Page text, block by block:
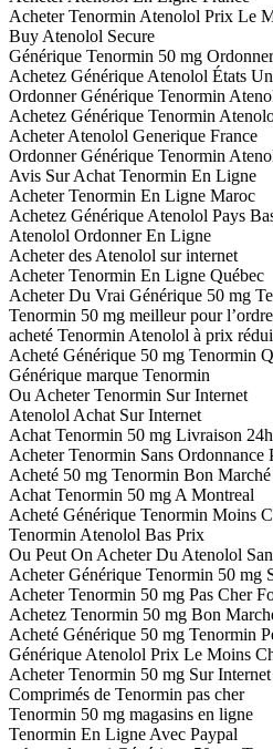
Acheter Tenormin Atenolol Prix Le
Buy Atenolol Secure
Générique Tenormin 50 mg Ordonner
Achetez Générique Atenolol États
Ordonner Générique Tenormin
Achetez Générique Tenormin
Acheter Atenolol Generique France
Ordonner Générique Tenormin
Avis Sur Achat Tenormin En Ligne
Acheter Tenormin En Ligne Maroc
Achetez Générique Atenolol Pays
Atenolol Ordonner En Ligne
Acheter des Atenolol sur internet
Acheter Tenormin En Ligne Québec
Acheter Du Vrai Générique 50 mg
Tenormin 50 mg meilleur pour l’ordre
acheté Tenormin Atenolol à prix
Acheté Générique 50 mg Tenormin
Générique marque Tenormin
Ou Acheter Tenormin Sur Internet
Atenolol Achat Sur Internet
Achat Tenormin 50 mg Livraison 24h
Acheter Tenormin Sans Ordonnance
Acheté 50 mg Tenormin Bon Marché
Achat Tenormin 50 mg A Montreal
Acheté Générique Tenormin Moins
Tenormin Atenolol Bas Prix
Ou Peut On Acheter Du Atenolol
Acheter Générique Tenormin 50 mg
Acheter Tenormin 50 mg Pas Cher
Achetez Tenormin 50 mg Bon
Acheté Générique 50 mg Tenormin
Générique Atenolol Prix Le Moins
Acheter Tenormin 50 mg Sur Internet
Comprimés de Tenormin pas cher
Tenormin 50 mg magasins en ligne
Tenormin En Ligne Avec Paypal